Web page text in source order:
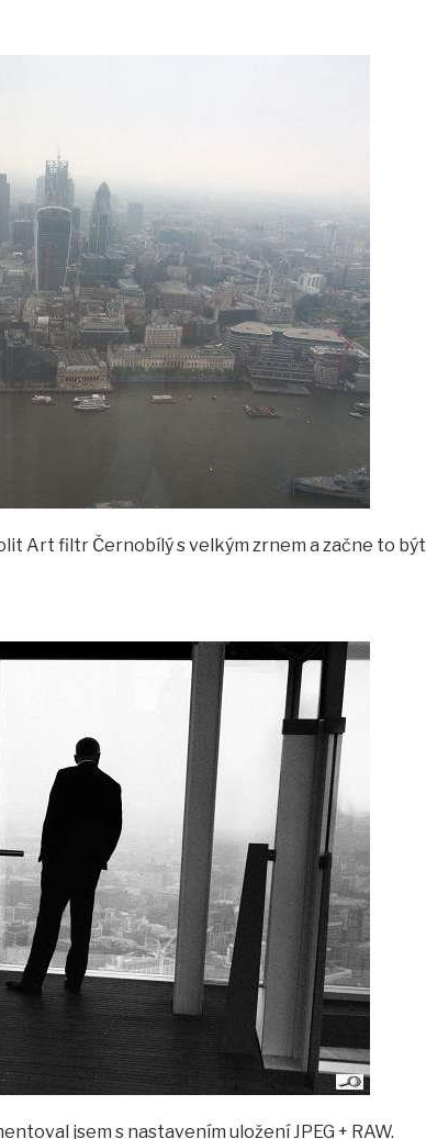
Art filtr Černobílý s velkým zrnem a začne to být
jsem s nastavením uložení JPEG + RAW.